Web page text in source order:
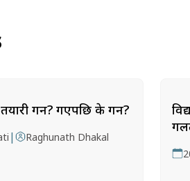
गर्ने? गएपछि के गर्ने?
| Raghunath Dhakal